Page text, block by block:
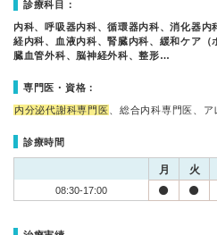
診療科目：
内科、呼吸器内科、循環器内科、消化器
経内科、血液内科、腎臓内科、緩和ケア
臓血管外科、脳神経外科、整形…
専門医・資格：
内分泌代謝科専門医 、総合内科専門医、
診療時間
月 火
08:30-17:00